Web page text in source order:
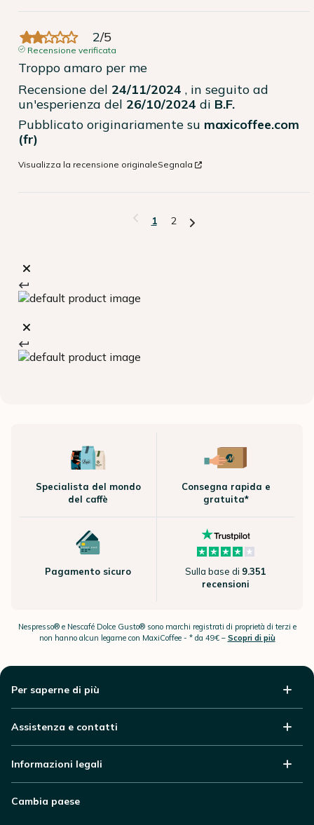
2/5
Recensione verificata
Troppo amaro per me
Recensione del 24/11/2024 , in seguito ad
un'esperienza del 26/10/2024 di B.F.
Pubblicato originariamente su maxicoffee.com
(fr)
Visualizza la recensione originaleSegnala
1 2
Specialista del mondo
del caffè
Consegna rapida e
gratuita*
Pagamento sicuro Sulla base di 9.351
recensioni
Nespresso® e Nescafé Dolce Gusto® sono marchi registrati di proprietà di terzi e
non hanno alcun legame con MaxiCoffee - * da 49€ – Scopri di più
Per saperne di più
Assistenza e contatti
Informazioni legali
Cambia paese